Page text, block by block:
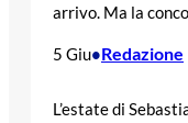
arrivo. Ma la
5 Giu•Redazione
L’estate di